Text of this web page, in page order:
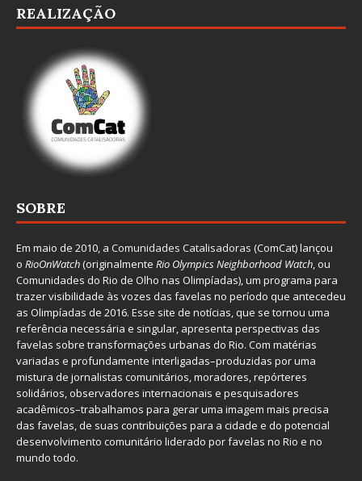
REALIZAÇÃO
SOBRE
Em maio de 2010, a Comunidades Catalisadoras (ComCat) lançou
o RioOnWatch(originalmente Rio Olympics Neighborhood Watch, ou
Comunidades do Rio de Olho nas Olimpíadas), um programa para
trazer visibilidade às vozes das favelas no período que antecedeu
as Olimpíadas de 2016. Esse site de notícias, que se tornou uma
referência necessária e singular, apresenta perspectivas das
favelas sobre transformações urbanas do Rio. Com matérias
variadas e profundamente interligadas–produzidas por uma
mistura de jornalistas comunitários, moradores, repórteres
solidários, observadores internacionais e pesquisadores
acadêmicos–trabalhamos para gerar uma imagem mais precisa
das favelas, de suas contribuições para a cidade e do potencial
desenvolvimento comunitário liderado por favelas no Rio e no
mundo todo.